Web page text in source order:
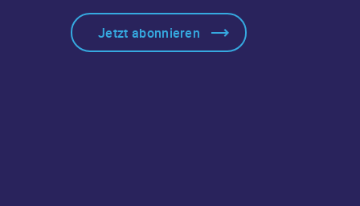
Jetzt abonnieren